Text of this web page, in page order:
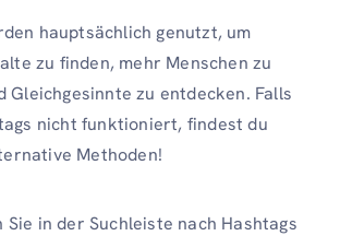
hauptsächlich genutzt, um
zu finden, mehr Menschen zu
Gleichgesinnte zu entdecken. Falls
nicht funktioniert, findest du
Methoden!
Sie in der Suchleiste nach Hashtags